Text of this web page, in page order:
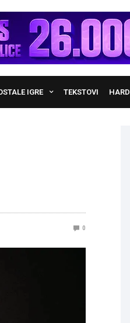
IGRE TEKSTOVI
0